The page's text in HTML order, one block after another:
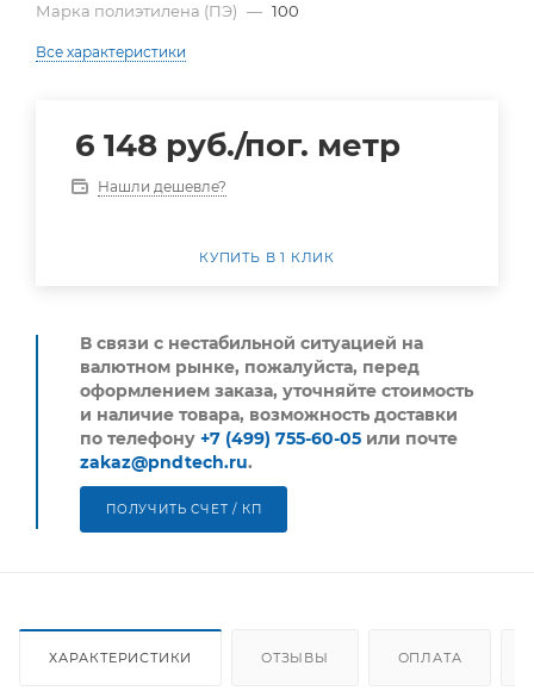
Марка полиэтилена (ПЭ) — 100
Все характеристики
6 148 руб./пог. метр
Нашли дешевле?
КУПИТЬ В 1 КЛИК
В связи с нестабильной ситуацией на
валютном рынке, пожалуйста, перед
оформлением заказа, уточняйте стоимость
и наличие товара, возможность доставки
по телефону +7 (499) 755-60-05 или почте
zakaz@pndtech.ru.
ПОЛУЧИТЬ СЧЕТ / КП
ХАРАКТЕРИСТИКИ ОТЗЫВЫ ОПЛАТА